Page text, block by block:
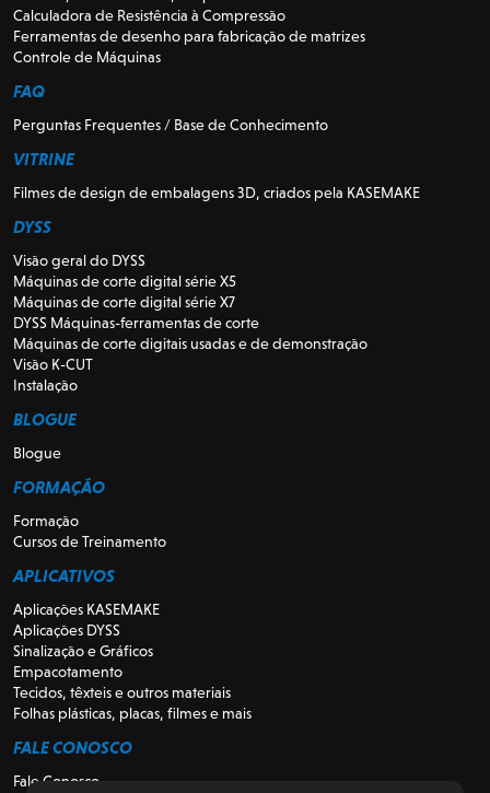
Calculadora de Resistência à Compressão
Ferramentas de desenho para fabricação de matrizes
Controle de Máquinas
FAQ
Perguntas Frequentes / Base de Conhecimento
VITRINE
Filmes de design de embalagens 3D, criados pela KASEMAKE
DYSS
Visão geral do DYSS
Máquinas de corte digital série X5
Máquinas de corte digital série X7
DYSS Máquinas-ferramentas de corte
Máquinas de corte digitais usadas e de demonstração
Visão K-CUT
Instalação
BLOGUE
Blogue
FORMAÇÃO
Formação
Cursos de Treinamento
APLICATIVOS
Aplicações KASEMAKE
Aplicações DYSS
Sinalização e Gráficos
Empacotamento
Tecidos, têxteis e outros materiais
Folhas plásticas, placas, filmes e mais
FALE CONOSCO
Fale Conosco